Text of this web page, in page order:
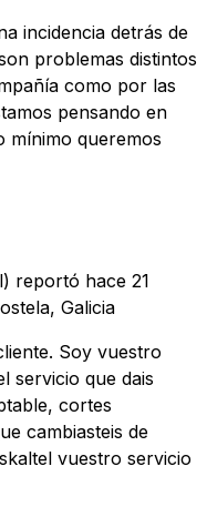
incidencia detrás de
problemas distintos
como por las
pensando en
mínimo queremos
reportó hace 21
Galicia
Soy vuestro
servicio que dais
cortes
cambiasteis de
vuestro servicio